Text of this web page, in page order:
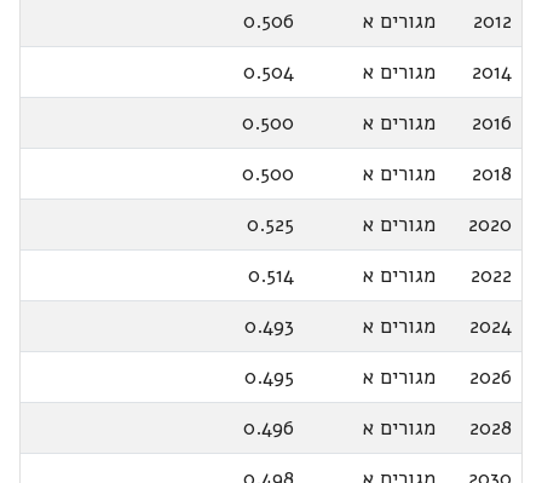
2012
מגורים א
0.506
2014
מגורים א
0.504
2016
מגורים א
0.500
2018
מגורים א
0.500
2020
מגורים א
0.525
2022
מגורים א
0.514
2024
מגורים א
0.493
2026
מגורים א
0.495
2028
מגורים א
0.496